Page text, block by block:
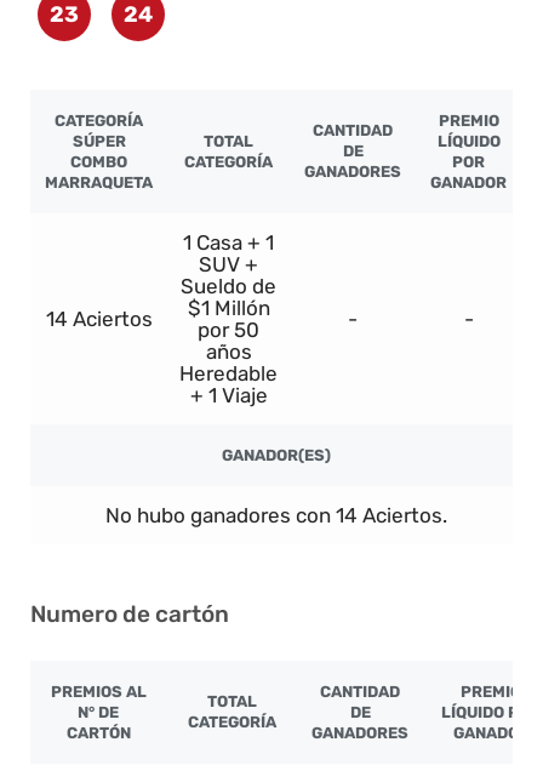
23 24
CATEGORÍA
SÚPER
COMBO
MARRAQUETA
TOTAL
CATEGORÍA
CANTIDAD
DE
GANADORES
PREMIO
LÍQUIDO
POR
GANADOR
14 Aciertos
1 Casa + 1
SUV +
Sueldo de
$1 Millón
por 50
años
Heredable
+ 1 Viaje
- -
GANADOR(ES)
No hubo ganadores con 14 Aciertos.
Numero de cartón
PREMIOS AL
N° DE
CARTÓN
TOTAL
CATEGORÍA
CANTIDAD
DE
GANADORES
PREMIO
LÍQUIDO POR
GANADOR